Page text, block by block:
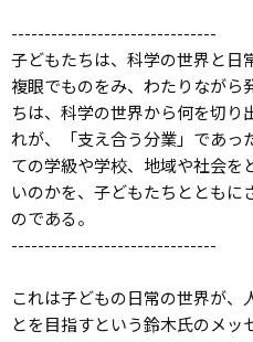
-------------------------------
子どもたちは、科学の世界と日
複眼でものをみ、わたりながら
ちは、科学の世界から何を切
れが、「支え合う分業」であ
ての学級や学校、地域や社会を
いのかを、子どもたちとともに
のである。
-------------------------------
これは子どもの日常の世界が、
とを目指すという鈴木氏のメッ